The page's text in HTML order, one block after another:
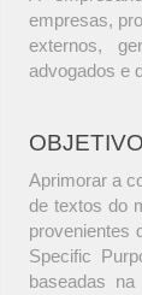
empresas,
externos,
advogados e
Aprimorar a
de textos do
provenientes
Specific
baseadas